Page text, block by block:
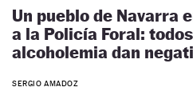
Un pueblo de Navarra
a la Policía Foral:
alcoholemia dan
SERGIO AMADOZ